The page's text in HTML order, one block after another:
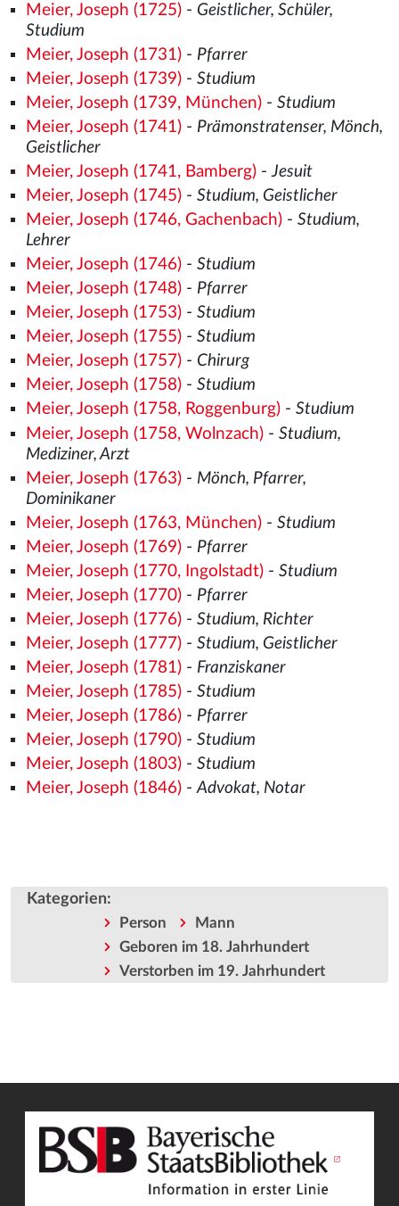
Meier, Joseph (1725)- Geistlicher, Schüler,
Studium
Meier, Joseph (1731)- Pfarrer
Meier, Joseph (1739)- Studium
Meier, Joseph (1739, München)- Studium
Meier, Joseph (1741)- Prämonstratenser, Mönch,
Geistlicher
Meier, Joseph (1741, Bamberg)-Jesuit
Meier, Joseph (1745)- Studium, Geistlicher
Meier, Joseph (1746, Gachenbach)- Studium,
Lehrer
Meier, Joseph (1746)- Studium
Meier, Joseph (1748)- Pfarrer
Meier, Joseph (1753)- Studium
Meier, Joseph (1755)- Studium
Meier, Joseph (1757)- Chirurg
Meier, Joseph (1758)- Studium
Meier, Joseph (1758, Roggenburg)- Studium
Meier, Joseph (1758, Wolnzach)- Studium,
Mediziner, Arzt
Meier, Joseph (1763)- Mönch, Pfarrer,
Dominikaner
Meier, Joseph (1763, München)- Studium
Meier, Joseph (1769)- Pfarrer
Meier, Joseph (1770, Ingolstadt)- Studium
Meier, Joseph (1770)- Pfarrer
Meier, Joseph (1776)- Studium, Richter
Meier, Joseph (1777)- Studium, Geistlicher
Meier, Joseph (1781)- Franziskaner
Meier, Joseph (1785)- Studium
Meier, Joseph (1786)- Pfarrer
Meier, Joseph (1790)- Studium
Meier, Joseph (1803)- Studium
Meier, Joseph (1846)-Advokat, Notar
Kategorien:
Person
Mann
Geboren im 18. Jahrhundert
Verstorben im 19. Jahrhundert